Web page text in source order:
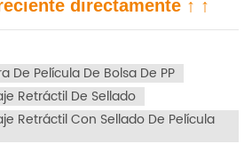
directamente ↑ ↑
De Película De Bolsa De PP
Retráctil De Sellado
Retráctil Con Sellado De Película